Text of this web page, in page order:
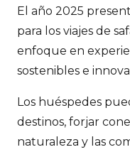
El año 2025
para los viajes de
enfoque en
sostenibles e
Los huéspedes
destinos, forjar
naturaleza y las